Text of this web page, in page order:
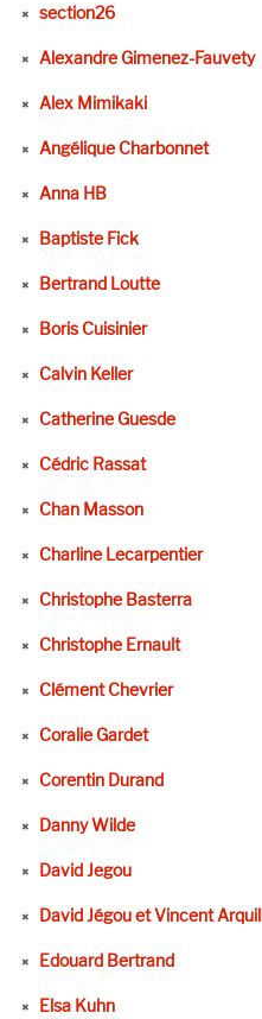
section26
Alexandre Gimenez-Fauvety
Alex Mimikaki
Angélique Charbonnet
Anna HB
Baptiste Fick
Bertrand Loutte
Boris Cuisinier
Calvin Keller
Catherine Guesde
Cédric Rassat
Chan Masson
Charline Lecarpentier
Christophe Basterra
Christophe Ernault
Clément Chevrier
Coralie Gardet
Corentin Durand
Danny Wilde
David Jegou
David Jégou et Vincent
Edouard Bertrand
Elsa Kuhn